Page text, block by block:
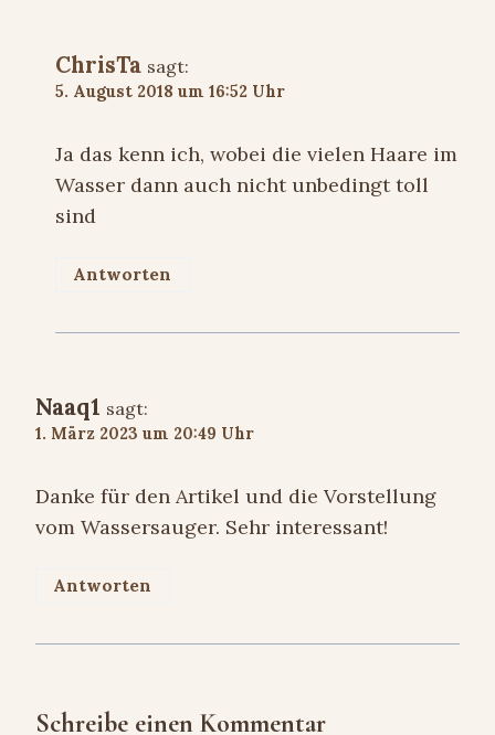
ChrisTa sagt:
5. August 2018 um 16:52 Uhr
Ja das kenn ich, wobei die vielen Haare im
Wasser dann auch nicht unbedingt toll
sind
Antworten
Naaq1 sagt:
1. März 2023 um 20:49 Uhr
Danke für den Artikel und die Vorstellung
vom Wassersauger. Sehr interessant!
Antworten
Schreibe einen Kommentar